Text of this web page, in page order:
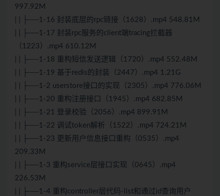
997.92M
| | ├──1-16 封装底层的rpc链接（1628）.mp4 548.81M
| | ├──1-17 封装rpc服务的client端tracing拦截器
（1223）.mp4 610.12M
| | ├──1-18 重构短信发送逻辑（1720）.mp4 552.48M
| | ├──1-19 基于redis的封装（2447）.mp4 1.21G
| | ├──1-2 userstore接口的实现（2305）.mp4 776.06M
| | ├──1-20 重构注册接口（1945）.mp4 682.85M
| | ├──1-21 登录校验（2056）.mp4 899.91M
| | ├──1-22 调试token解析（1522）.mp4 724.21M
| | ├──1-23 更新用户信息接口重构（0535）.mp4
209.33M
| | ├──1-3 重构service层接口实现（0645）.mp4
226.53M
| | ├──1-4 重构controller层代码-list和通过id查询用户